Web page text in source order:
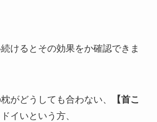
けるとその効果をか確認できま
がどうしても合わない、
【首こ
イいという方、